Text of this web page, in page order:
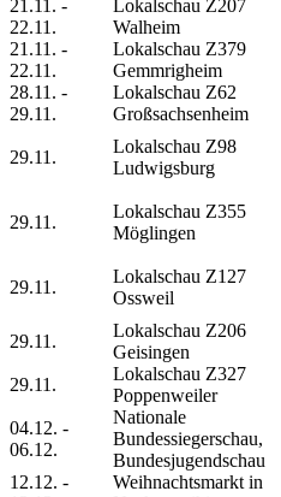
21.11. -
22.11.
Lokalschau Z207
Walheim
21.11. -
22.11.
Lokalschau Z379
Gemmrigheim
28.11. -
29.11.
Lokalschau Z62
Großsachsenheim
29.11.
Lokalschau Z98
Ludwigsburg
29.11.
Lokalschau Z355
Möglingen
29.11.
Lokalschau Z127
Ossweil
29.11.
Lokalschau Z206
Geisingen
29.11.
Lokalschau Z327
Poppenweiler
04.12. -
06.12.
Nationale
Bundessiegerschau,
Bundesjugendschau
12.12. -
Weihnachtsmarkt in